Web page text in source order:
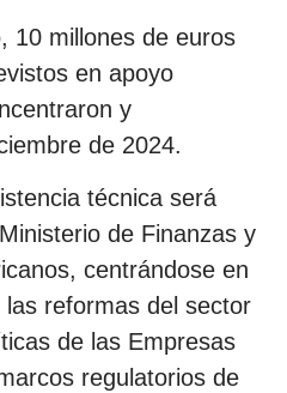
10 millones de euros
en apoyo
y
de 2024.
técnica será
de Finanzas y
centrándose en
las reformas del sector
de las Empresas
regulatorios de